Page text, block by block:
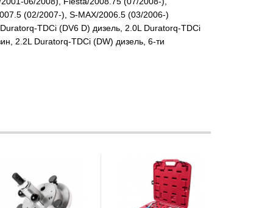
(02/2007-), S-MAX/2006.5 (03/2006-)
TDCi (DV6 D) дизель, 2.0L Duratorq-TDCi
2.2L Duratorq-TDCi (DW) дизель, 6-ти